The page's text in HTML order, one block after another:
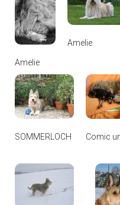
Amelie
Amelie
SOMMERLOCH Comic